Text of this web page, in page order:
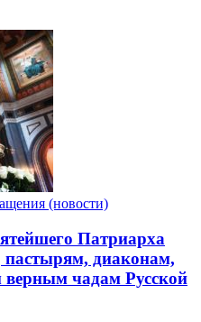
(новости)
Патриарха
диаконам,
чадам Русской